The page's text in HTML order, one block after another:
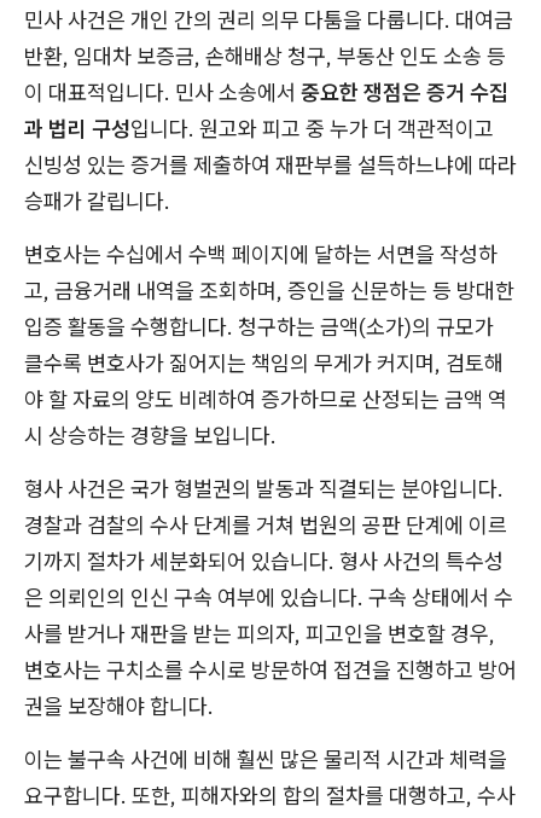
민사 사건은 개인 간의 권리 의무 다툼을 다룹니다. 대여금
반환, 임대차 보증금, 손해배상 청구, 부동산 인도 소송 등
이 대표적입니다. 민사 소송에서 중요한 쟁점은 증거 수집
과 법리 구성입니다. 원고와 피고 중 누가 더 객관적이고
신빙성 있는 증거를 제출하여 재판부를 설득하느냐에 따라
승패가 갈립니다.
변호사는 수십에서 수백 페이지에 달하는 서면을 작성하
고, 금융거래 내역을 조회하며, 증인을 신문하는 등 방대한
입증 활동을 수행합니다. 청구하는 금액(소가)의 규모가
클수록 변호사가 짊어지는 책임의 무게가 커지며, 검토해
야 할 자료의 양도 비례하여 증가하므로 산정되는 금액 역
시 상승하는 경향을 보입니다.
형사 사건은 국가 형벌권의 발동과 직결되는 분야입니다.
경찰과 검찰의 수사 단계를 거쳐 법원의 공판 단계에 이르
기까지 절차가 세분화되어 있습니다. 형사 사건의 특수성
은 의뢰인의 인신 구속 여부에 있습니다. 구속 상태에서 수
사를 받거나 재판을 받는 피의자, 피고인을 변호할 경우,
변호사는 구치소를 수시로 방문하여 접견을 진행하고 방어
권을 보장해야 합니다.
이는 불구속 사건에 비해 훨씬 많은 물리적 시간과 체력을
요구합니다. 또한, 피해자와의 합의 절차를 대행하고, 수사